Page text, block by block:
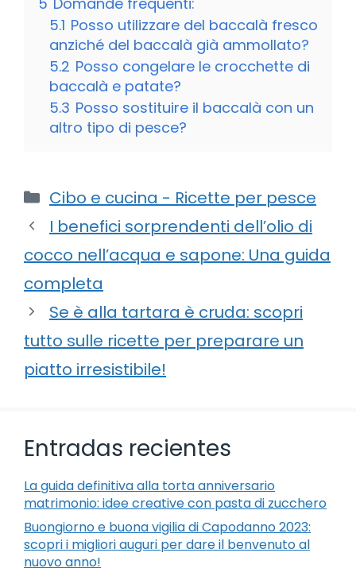
5.1 Posso utilizzare del baccalà fresco
anziché del baccalà già ammollato?
5.2 Posso congelare le crocchette di
baccalà e patate?
5.3 Posso sostituire il baccalà con un
altro tipo di pesce?
Categorie
Cibo e cucina - Ricette per pesce
I benefici sorprendenti dell’olio di
cocco nell’acqua e sapone: Una guida
completa
Se è alla tartara è cruda: scopri
tutto sulle ricette per preparare un
piatto irresistibile!
Entradas recientes
La guida definitiva alla torta anniversario
matrimonio: idee creative con pasta di zucchero
Buongiorno e buona vigilia di Capodanno 2023:
scopri i migliori auguri per dare il benvenuto al
nuovo anno!